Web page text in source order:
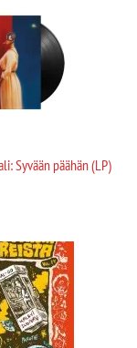
Syvään päähän (LP)